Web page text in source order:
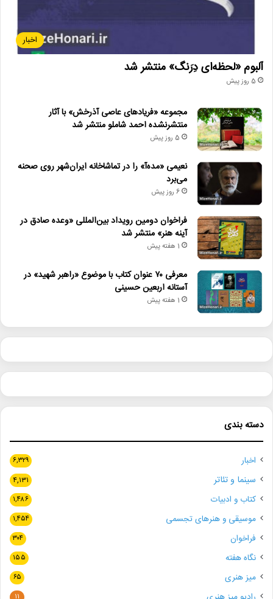
اخبار
آلبوم «لحظه‌ای دِرَنگ» منتشر شد
5 روز پیش
مجموعه «فریادهای عاصی آذرخش» با آثار
منتشرنشده احمد شاملو منتشر شد
5 روز پیش
نعیمی «مده‌آ» را در تماشاخانه ایران‌شهر روی صحنه
می‌برد
6 روز پیش
فراخوان دومین رویداد بین‌المللی «وعده صادق در
آینه هنر» منتشر شد
1 هفته پیش
معرفی ۷۰ عنوان کتاب با موضوع «راهبر شهید» در
آستانه اربعین حسینی
1 هفته پیش
دسته بندی
اخبار ۶,۳۲۹
سینما و تئاتر ۴,۱۳۱
کتاب و ادبیات ۱,۴۸۶
موسیقی و هنرهای تجسمی ۱,۴۵۴
فراخوان ۳۰۴
نگاه هفته ۱۵۵
میز هنری ۶۵